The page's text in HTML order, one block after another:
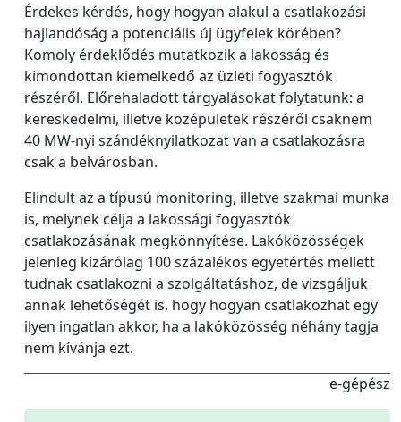
Érdekes kérdés, hogy hogyan alakul a csatlakozási
hajlandóság a potenciális új ügyfelek körében?
Komoly érdeklődés mutatkozik a lakosság és
kimondottan kiemelkedő az üzleti fogyasztók
részéről. Előrehaladott tárgyalásokat folytatunk: a
kereskedelmi, illetve középületek részéről csaknem
40 MW-nyi szándéknyilatkozat van a csatlakozásra
csak a belvárosban.
Elindult az a típusú monitoring, illetve szakmai munka
is, melynek célja a lakossági fogyasztók
csatlakozásának megkönnyítése. Lakóközösségek
jelenleg kizárólag 100 százalékos egyetértés mellett
tudnak csatlakozni a szolgáltatáshoz, de vizsgáljuk
annak lehetőségét is, hogy hogyan csatlakozhat egy
ilyen ingatlan akkor, ha a lakóközösség néhány tagja
nem kívánja ezt.
e-gépész